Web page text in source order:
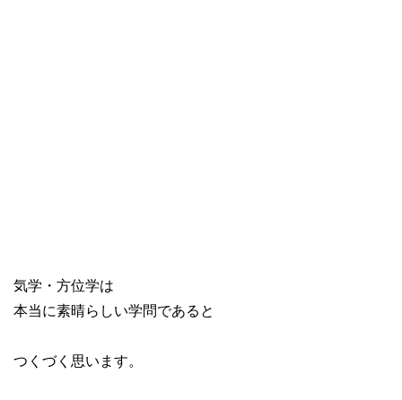
気学・方位学は
本当に素晴らしい学問であると
つくづく思います。